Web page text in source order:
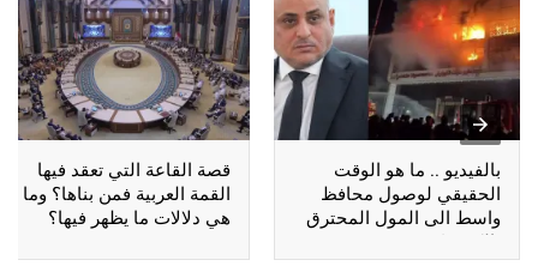
بالفيديو .. ما هو الوقت
الحقيقي لوصول محافظ
واسط الى المول المحترق
قصة القاعة التي تعقد فيها
القمة العربية فمن بناها؟ وما
هي دلالات ما يظهر فيها؟